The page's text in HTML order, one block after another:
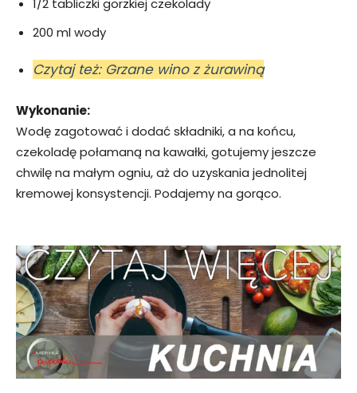
1/2 tabliczki gorzkiej czekolady
200 ml wody
Czytaj też: Grzane wino z żurawiną
Wykonanie:
Wodę zagotować i dodać składniki, a na końcu,
czekoladę połamaną na kawałki, gotujemy jeszcze
chwilę na małym ogniu, aż do uzyskania jednolitej
kremowej konsystencji. Podajemy na gorąco.